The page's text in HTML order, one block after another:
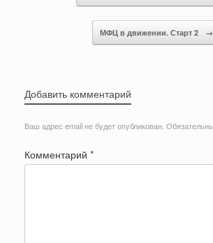
МФЦ в движении. Старт 2 →
Добавить комментарий
Ваш адрес email не будет опубликован.
Комментарий *